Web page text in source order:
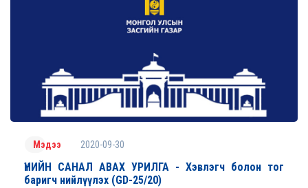
Мэдээ 2020-09-30
ҮНИЙН САНАЛ АВАХ УРИЛГА - Хэвлэгч болон тог
баригч нийлүүлэх (GD-25/20)